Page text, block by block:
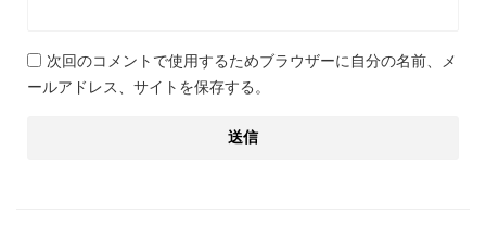
次回のコメントで使用するためブラウザーに自分の名前、メ
ールアドレス、サイトを保存する。